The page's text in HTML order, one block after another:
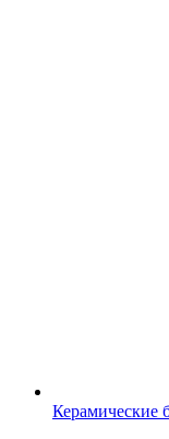
Керамические